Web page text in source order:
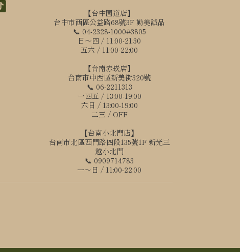
【台中園道店】
台中市西區公益路68號3F 勤美誠品
📞 04-2328-1000#3805
日～四 / 11:00-21:30
五六 / 11:00-22:00
【台南赤崁店】
台南市中西區新美街320號
📞 06-2211313
一四五 / 13:00-19:00
六日 / 13:00-19:00
二三 / OFF
【台南小北門店】
台南市北區西門路四段135號1F 新光三
越小北門
📞 0909714783
一～日 / 11:00-22:00